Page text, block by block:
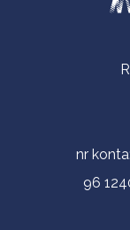
Informacje
nr
96